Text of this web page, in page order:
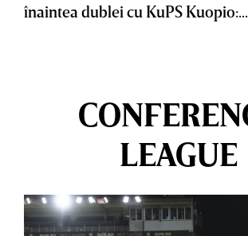
înaintea dublei cu KuPS Kuopio:...
LEAGUE